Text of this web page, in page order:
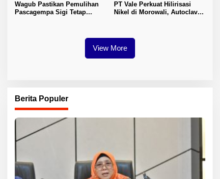
Wagub Pastikan Pemulihan
Pascagempa Sigi Tetap
PT Vale Perkuat Hilirisasi
Nikel di Morowali, Autoclave
View More
Berita Populer